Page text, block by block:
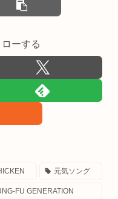
ーする
元気ソング
FU GENERATION